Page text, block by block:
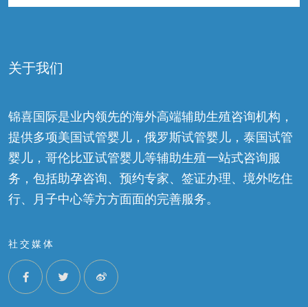
关于我们
锦喜国际是业内领先的海外高端辅助生殖咨询机构，
提供多项美国试管婴儿，俄罗斯试管婴儿，泰国试管
婴儿，哥伦比亚试管婴儿等辅助生殖一站式咨询服
务，包括助孕咨询、预约专家、签证办理、境外吃住
行、月子中心等方方面面的完善服务。
社交媒体